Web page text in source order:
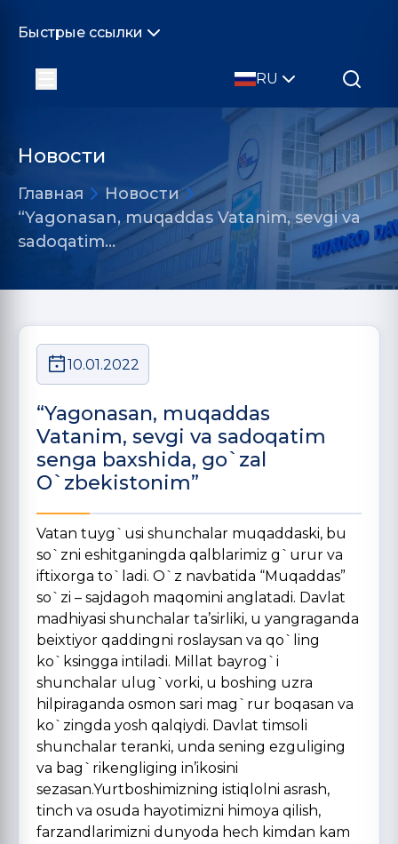
Быстрые ссылки
RU
Новости
Главная
Новости
“Yagonasan, muqaddas Vatanim, sevgi va
sadoqatim…
10.01.2022
“Yagonasan, muqaddas
Vatanim, sevgi va sadoqatim
senga baxshida, go`zal
O`zbekistonim”
Vatan tuyg`usi shunchalar muqaddaski, bu
so`zni eshitganingda qalblarimiz g`urur va
iftixorga to`ladi. O`z navbatida “Muqaddas”
so`zi – sajdagoh maqomini anglatadi. Davlat
madhiyasi shunchalar ta’sirliki, u yangraganda
beixtiyor qaddingni roslaysan va qo`ling
ko`ksingga intiladi. Millat bayrog`i
shunchalar ulug`vorki, u boshing uzra
hilpiraganda osmon sari mag`rur boqasan va
ko`zingda yosh qalqiydi. Davlat timsoli
shunchalar teranki, unda sening ezguliging
va bag`rikengliging in’ikosini
sezasan.Yurtboshimizning istiqlolni asrash,
tinch va osuda hayotimizni himoya qilish,
farzandlarimizni dunyoda hech kimdan kam